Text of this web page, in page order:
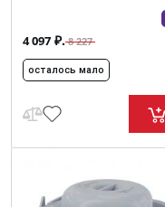
4 097 ₽. 8 227
осталось мало